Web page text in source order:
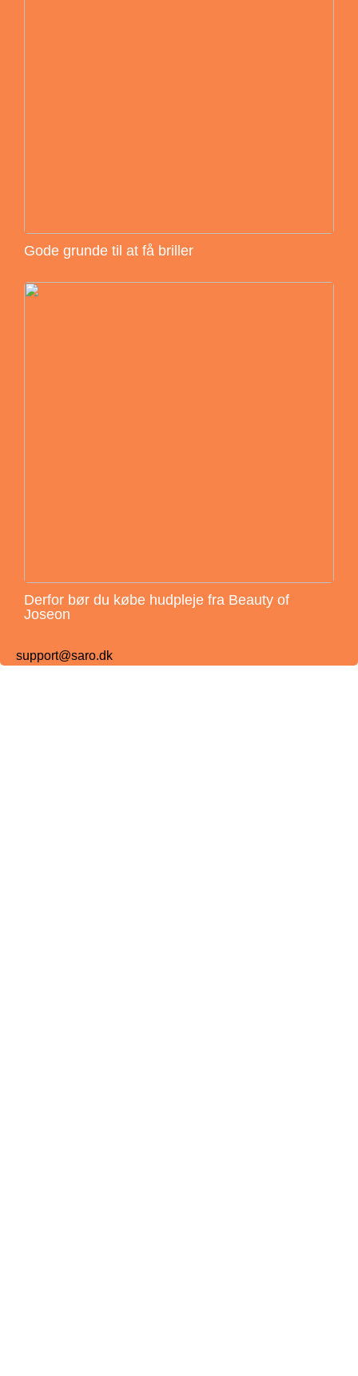
Gode grunde til at få briller
Derfor bør du købe hudpleje fra Beauty of
Joseon
support@saro.dk